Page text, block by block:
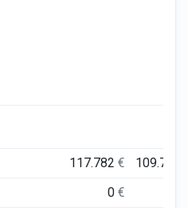
117.782€ 109.722
0€